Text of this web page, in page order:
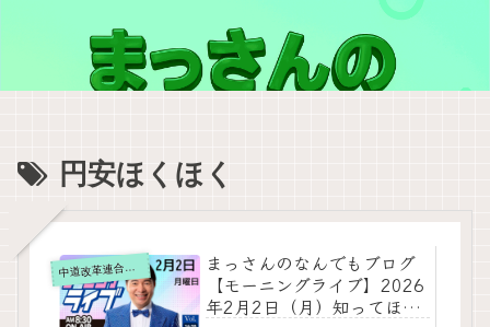
円安ほくほく
中道改革連合の動画をテキスト要約
まっさんのなんでもブログ
【モーニングライブ】2026
年2月2日（月）知ってほし